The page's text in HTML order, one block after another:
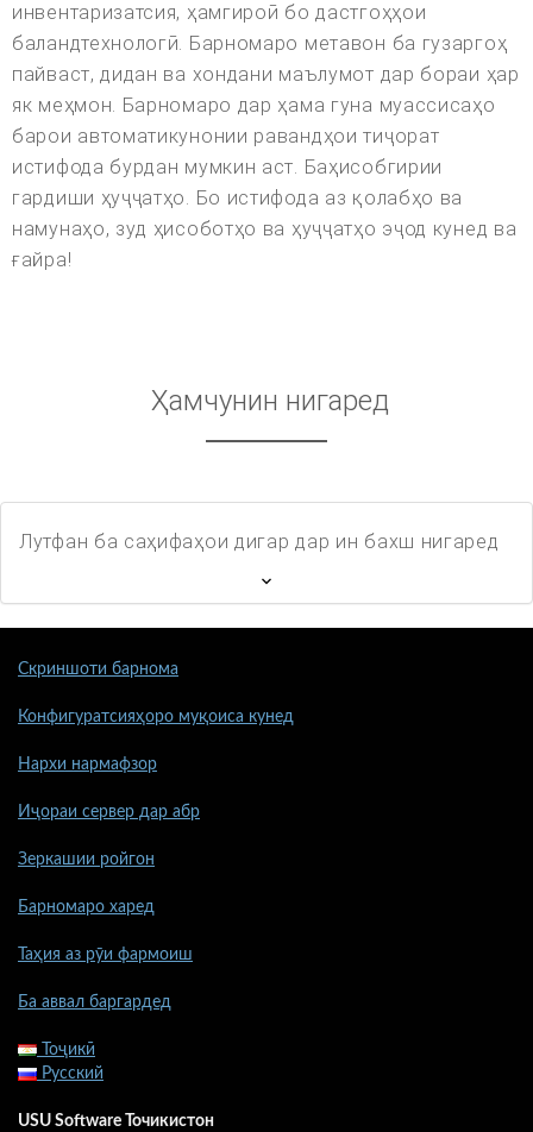
инвентаризатсия, ҳамгироӣ бо дастгоҳҳои
баландтехнологӣ. Барномаро метавон ба гузаргоҳ
пайваст, дидан ва хондани маълумот дар бораи ҳар
як меҳмон. Барномаро дар ҳама гуна муассисаҳо
барои автоматикунонии равандҳои тиҷорат
истифода бурдан мумкин аст. Баҳисобгирии
гардиши ҳуҷҷатҳо. Бо истифода аз қолабҳо ва
намунаҳо, зуд ҳисоботҳо ва ҳуҷҷатҳо эҷод кунед ва
ғайра!
Ҳамчунин нигаред
Лутфан ба саҳифаҳои дигар дар ин бахш нигаред
Скриншоти барнома
Конфигуратсияҳоро муқоиса кунед
Нархи нармафзор
Иҷораи сервер дар абр
Зеркашии ройгон
Барномаро харед
Таҳия аз рӯи фармоиш
Ба аввал баргардед
Тоҷикӣ
Русский
USU Software Точикистон